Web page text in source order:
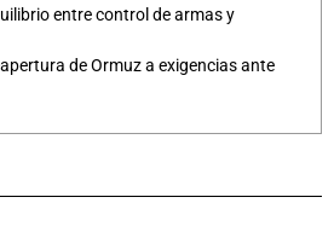
entre control de armas y
de Ormuz a exigencias ante